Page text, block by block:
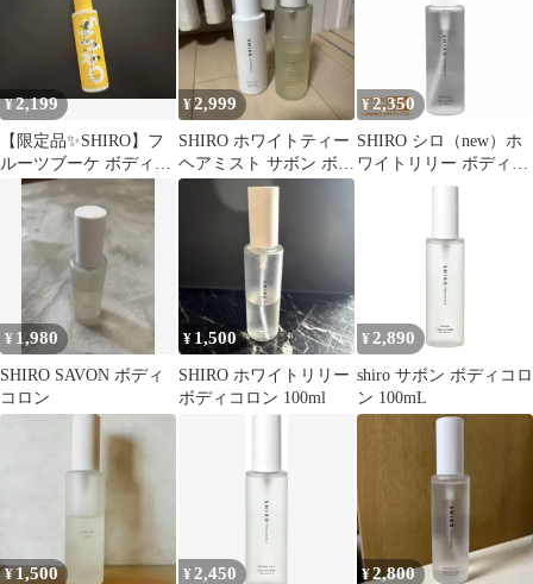
¥2,199
【限定品✨SHIRO】フ
ルーツブーケ ボディコ
ロン
¥2,999
SHIRO ホワイトティー
ヘアミスト サボン ボデ
ィコロン
¥2,350
SHIRO シロ（new）ホ
ワイトリリー ボディコ
ロン 100mL 箱なし
¥ 1,980
SHIRO SAVON ボディ
コロン
¥ 1,500
SHIRO ホワイトリリー
ボディコロン 100ml
¥ 2,890
shiro サボン ボディコロ
ン 100mL
¥1,500 ¥ 2,450 ¥2,800